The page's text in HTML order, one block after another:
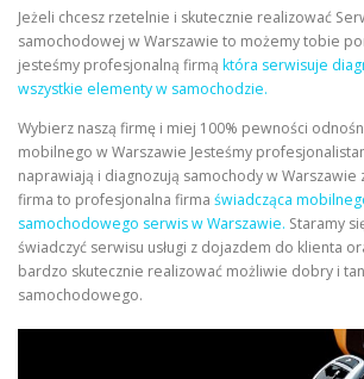
Jeżeli chcesz rzetelnie i skutecznie realizować
samochodowej w Warszawie to możemy tobie
jesteśmy profesjonalną firmą która serwisuje
wszystkie elementy w samochodzie.
Wybierz naszą firmę i miej 100% pewności
mobilnego w Warszawie Jesteśmy
naprawiają i diagnozują samochody w Warszawie
firma to profesjonalna firma świadcząca
samochodowego serwis w Warszawie. Staramy
świadczyć serwisu usługi z dojazdem do klienta
bardzo skutecznie realizować możliwie dobry i
samochodowego.